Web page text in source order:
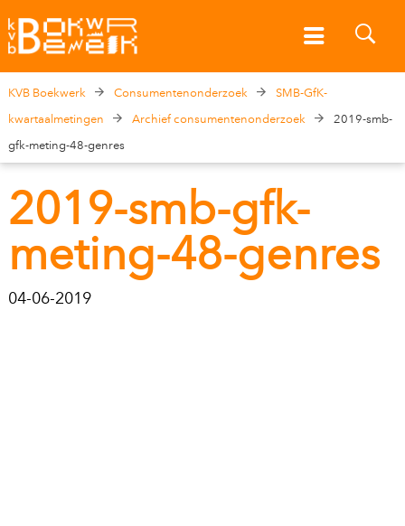
KVB Boekwerk Consumentenonderzoek
SMB-GfK-
kwartaalmetingen
Archief consumentenonderzoek
2019-smb-
gfk-meting-48-genres
2019-smb-gfk-
meting-48-genres
04-06-2019